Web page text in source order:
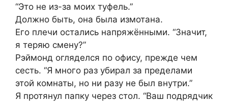
“Это не из-за моих туфель.”
Должно быть, она была измотана.
Его плечи остались напряжёнными. “Значит,
я теряю смену?”
Рэймонд огляделся по офису, прежде чем
сесть. “Я много раз убирал за пределами
этой комнаты, но ни разу не был внутри.”
Я протянул папку через стол. “Ваш подрядчик